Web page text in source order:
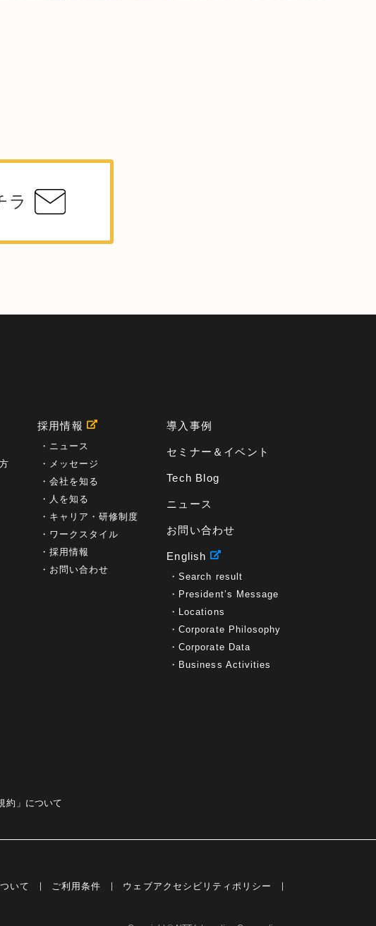
ラ
採用情報
ニュース
メッセージ
会社を知る
人を知る
キャリア・研修制度
ワークスタイル
採用情報
お問い合わせ
導入事例
セミナー＆イベント
Tech Blog
ニュース
お問い合わせ
English
Search result
President’s Message
Locations
Corporate Philosophy
Corporate Data
Business Activities
約 」について
いて ご利用条件 ウェブアクセシビリティポリシー